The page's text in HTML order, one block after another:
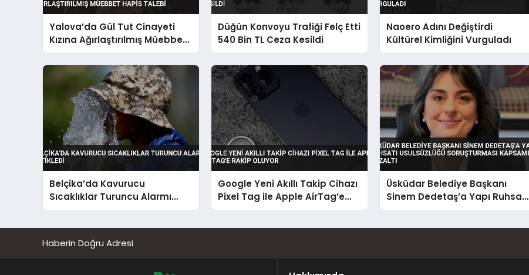
Yalova’da Gül Tut Cinayeti
Kızına Ağırlaştırılmış Müebbet
Hapis Talebi
Düğün Konvoyu Trafiği Felç Etti
540 Bin TL Ceza Kesildi
Naoero Adını Değiştirdi
Kültürel Kimliğini Vurguladı
Belçika’da Kavurucu
Sıcaklıklar Turuncu Alarmı
Tetikledi
Google Yeni Akıllı Takip Cihazı
Pixel Tag ile Apple AirTag’e
Rakip Oluyor
Üsküdar Belediye Başkanı
Sinem Dedetaş’a Yapı Ruhsatı
Usulsüzlüğü Soruşturması
Haberin Doğru Adresi